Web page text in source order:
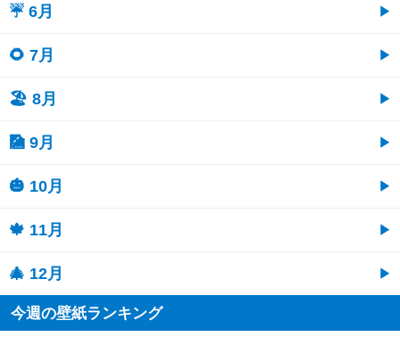
☔ 6月
🌻 7月
🏖 8月
🎑 9月
🎃 10月
🍁 11月
🎄 12月
今週の壁紙ランキング